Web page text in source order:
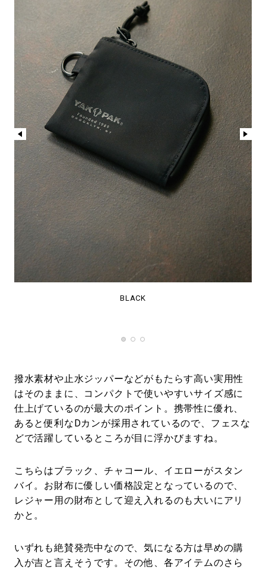
BLACK
撥水素材や止水ジッパーなどがもたらす高い実用性
はそのままに、コンパクトで使いやすいサイズ感に
仕上げているのが最大のポイント。携帯性に優れ、
あると便利なDカンが採用されているので、フェスな
どで活躍しているところが目に浮かびますね。
こちらはブラック、チャコール、イエローがスタン
バイ。お財布に優しい価格設定となっているので、
レジャー用の財布として迎え入れるのも大いにアリ
かと。
いずれも絶賛発売中なので、気になる方は早めの購
入が吉と言えそうです。その他、各アイテムのさら